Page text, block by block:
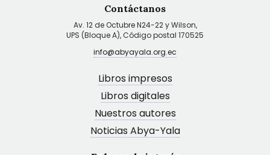
Contáctanos
Av. 12 de Octubre N24-22 y Wilson,
UPS (Bloque A), Código postal 170525
info@abyayala.org.ec
Libros impresos
Libros digitales
Nuestros autores
Noticias Abya-Yala